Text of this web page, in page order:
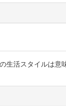
生活スタイルは意